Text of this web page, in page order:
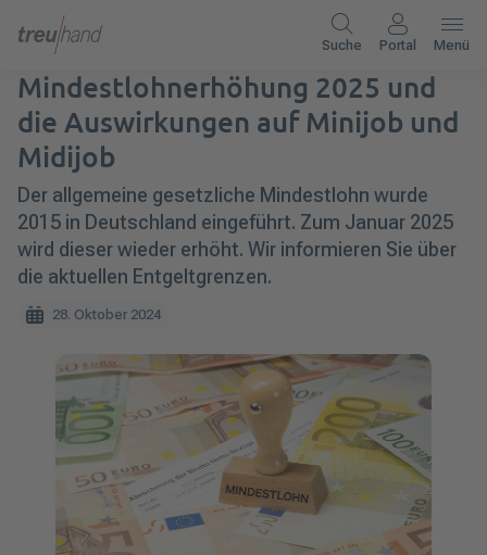
Suche Portal Menü
Mindestlohnerhöhung 2025 und
die Auswirkungen auf Minijob und
Midijob
Der allgemeine gesetzliche Mindestlohn wurde
2015 in Deutschland eingeführt. Zum Januar 2025
wird dieser wieder erhöht. Wir informieren Sie über
die aktuellen Entgeltgrenzen.
28. Oktober 2024